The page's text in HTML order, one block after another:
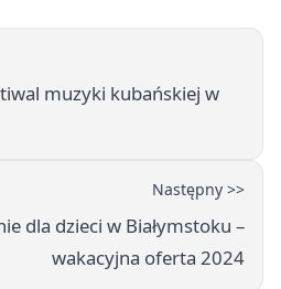
muzyki kubańskiej w
Następny >>
dla dzieci w Białymstoku –
wakacyjna oferta 2024